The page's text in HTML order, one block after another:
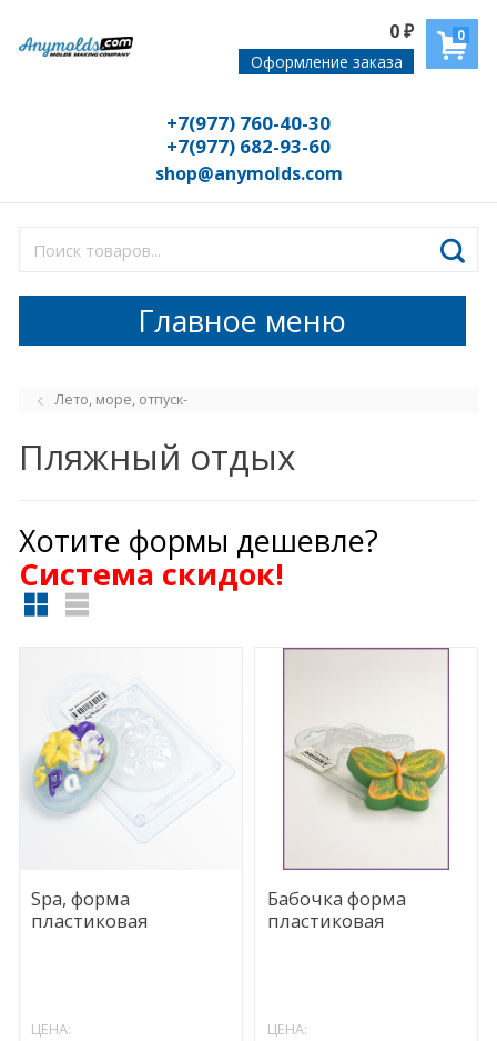
0
0₽
Оформление заказа
+7(977) 760-40-30
+7(977) 682-93-60
shop@anymolds.com
Главное меню
Лето, море, отпуск-
Пляжный отдых
Хотите формы дешевле?
Cистема скидок!
Spa, форма
пластиковая
ЦЕНА:
Бабочка форма
пластиковая
ЦЕНА: